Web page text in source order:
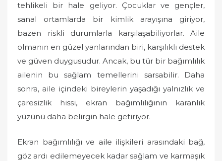
tehlikeli bir hale geliyor. Çocuklar ve gençler,
sanal ortamlarda bir kimlik arayışına giriyor,
bazen riskli durumlarla karşılaşabiliyorlar. Aile
olmanın en güzel yanlarından biri, karşılıklı destek
ve güven duygusudur. Ancak, bu tür bir bağımlılık
ailenin bu sağlam temellerini sarsabilir. Daha
sonra, aile içindeki bireylerin yaşadığı yalnızlık ve
çaresizlik hissi, ekran bağımlılığının karanlık
yüzünü daha belirgin hale getiriyor.
Ekran bağımlılığı ve aile ilişkileri arasındaki bağ,
göz ardı edilemeyecek kadar sağlam ve karmaşık